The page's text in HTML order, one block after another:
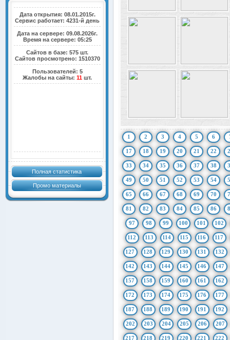
Дата открытия: 08.01.2015г.
Сервис работает: 4231-й день
Дата на сервере: 09.08.2026г.
Время на сервере: 05:25
Сайтов в базе: 575 шт.
Сайтов просмотрено: 1510370
Пользователей: 5
Жалобы на сайты:11 шт.
Полная статистика
Промо материалы
1 2 3 4 5 6
17 18 19 20 21 22
33 34 35 36 37 38
49 50 51 52 53 54
65 66 67 68 69 70
81 82 83 84 85 86
97 98 99 100 101 102
112 113 114 115 116 117
127 128 129 130 131 132
142 143 144 145 146 147
157 158 159 160 161 162
172 173 174 175 176 177
187 188 189 190 191 192
202 203 204 205 206 207
217 218 219 220 221 222